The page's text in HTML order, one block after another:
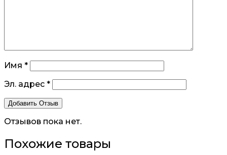
Имя *
Эл. адрес *
Отзывов пока нет.
Похожие товары